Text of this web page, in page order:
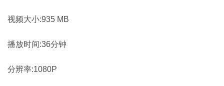
视频大小:935 MB
播放时间:36分钟
分辨率:1080P